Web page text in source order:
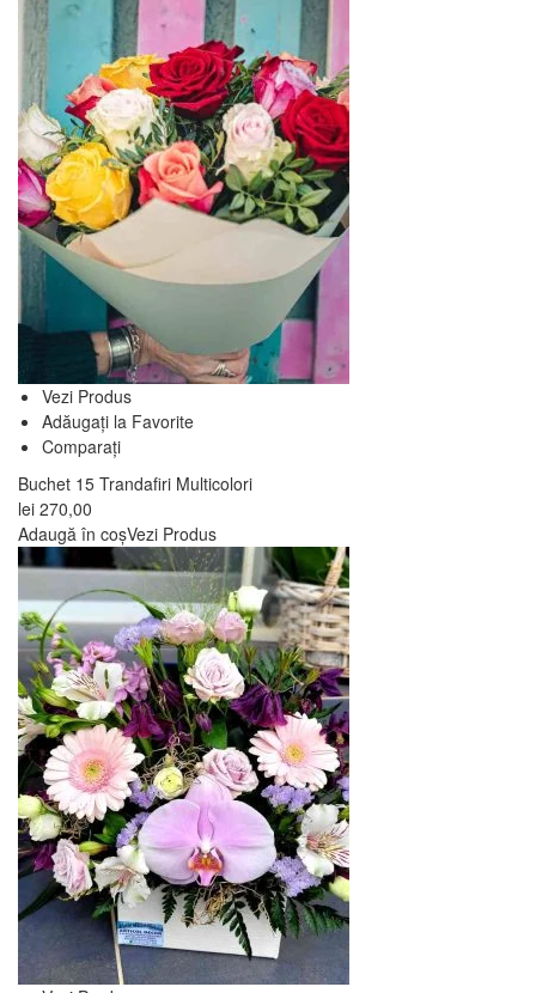
Vezi Produs
Adăugați la Favorite
Comparați
Buchet 15 Trandafiri Multicolori
lei 270,00
Adaugă în coșVezi Produs